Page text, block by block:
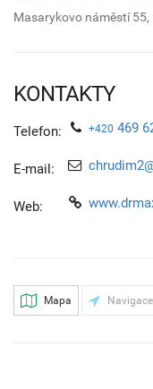
Masarykovo náměstí 55,
KONTAKTY
Telefon: +420 469
E-mail:
Web:
Mapa Navigace